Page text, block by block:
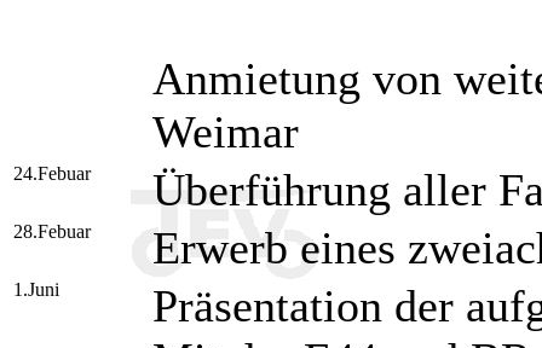
Anmietung von
Weimar
24.Febuar Überführung aller
28.Febuar Erwerb eines
1.Juni
Präsentation der